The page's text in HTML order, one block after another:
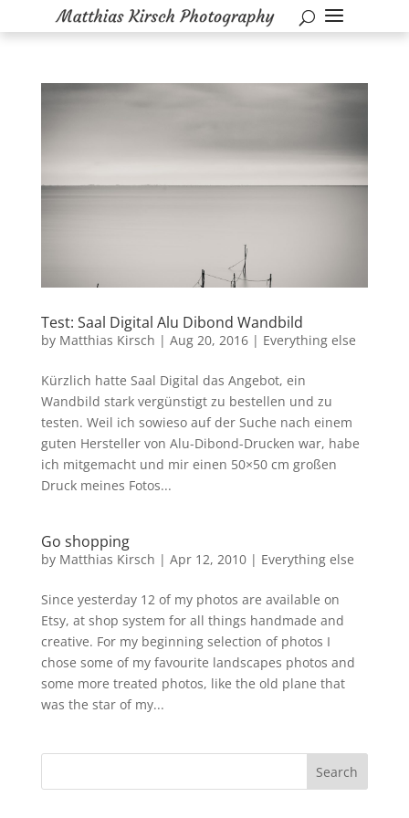
Test: Saal Digital Alu Dibond Wandbild
by Matthias Kirsch | Aug 20, 2016| Everything else
Kürzlich hatte Saal Digital das Angebot, ein
Wandbild stark vergünstigt zu bestellen und zu
testen. Weil ich sowieso auf der Suche nach einem
guten Hersteller von Alu-Dibond-Drucken war, habe
ich mitgemacht und mir einen 50×50 cm großen
Druck meines Fotos...
Go shopping
by Matthias Kirsch | Apr 12, 2010| Everything else
Since yesterday 12 of my photos are available on
Etsy, at shop system for all things handmade and
creative. For my beginning selection of photos I
chose some of my favourite landscapes photos and
some more treated photos, like the old plane that
was the star of my...